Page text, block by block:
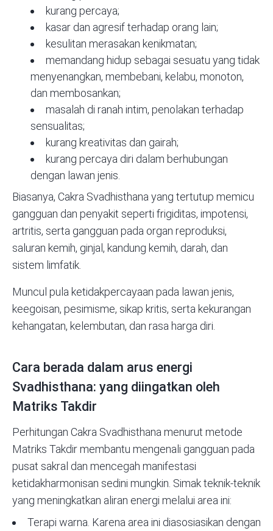
kurang percaya;
kasar dan agresif terhadap orang lain;
kesulitan merasakan kenikmatan;
memandang hidup sebagai sesuatu yang tidak
menyenangkan, membebani, kelabu, monoton,
dan membosankan;
masalah di ranah intim, penolakan terhadap
sensualitas;
kurang kreativitas dan gairah;
kurang percaya diri dalam berhubungan
dengan lawan jenis.
Biasanya, Cakra Svadhisthana yang tertutup memicu
gangguan dan penyakit seperti frigiditas, impotensi,
artritis, serta gangguan pada organ reproduksi,
saluran kemih, ginjal, kandung kemih, darah, dan
sistem limfatik.
Muncul pula ketidakpercayaan pada lawan jenis,
keegoisan, pesimisme, sikap kritis, serta kekurangan
kehangatan, kelembutan, dan rasa harga diri.
Cara berada dalam arus energi
Svadhisthana: yang diingatkan oleh
Matriks Takdir
Perhitungan Cakra Svadhisthana menurut metode
Matriks Takdir membantu mengenali gangguan pada
pusat sakral dan mencegah manifestasi
ketidakharmonisan sedini mungkin. Simak teknik-teknik
yang meningkatkan aliran energi melalui area ini:
Terapi warna. Karena area ini diasosiasikan dengan